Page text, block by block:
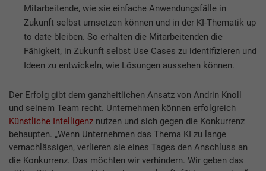
Mitarbeitende, wie sie einfache Anwendungsfälle in
Zukunft selbst umsetzen können und in der KI-Thematik up
to date bleiben. So erhalten die Mitarbeitenden die
Fähigkeit, in Zukunft selbst Use Cases zu identifizieren und
Ideen zu entwickeln, wie Lösungen aussehen können.
Der Erfolg gibt dem ganzheitlichen Ansatz von Andrin Knoll
und seinem Team recht. Unternehmen können erfolgreich
Künstliche Intelligenz nutzen und sich gegen die Konkurrenz
behaupten. „Wenn Unternehmen das Thema KI zu lange
vernachlässigen, verlieren sie eines Tages den Anschluss an
die Konkurrenz. Das möchten wir verhindern. Wir geben das